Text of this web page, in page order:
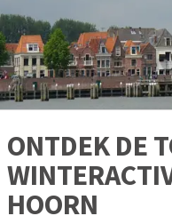
ONTDEK DE
HOORN